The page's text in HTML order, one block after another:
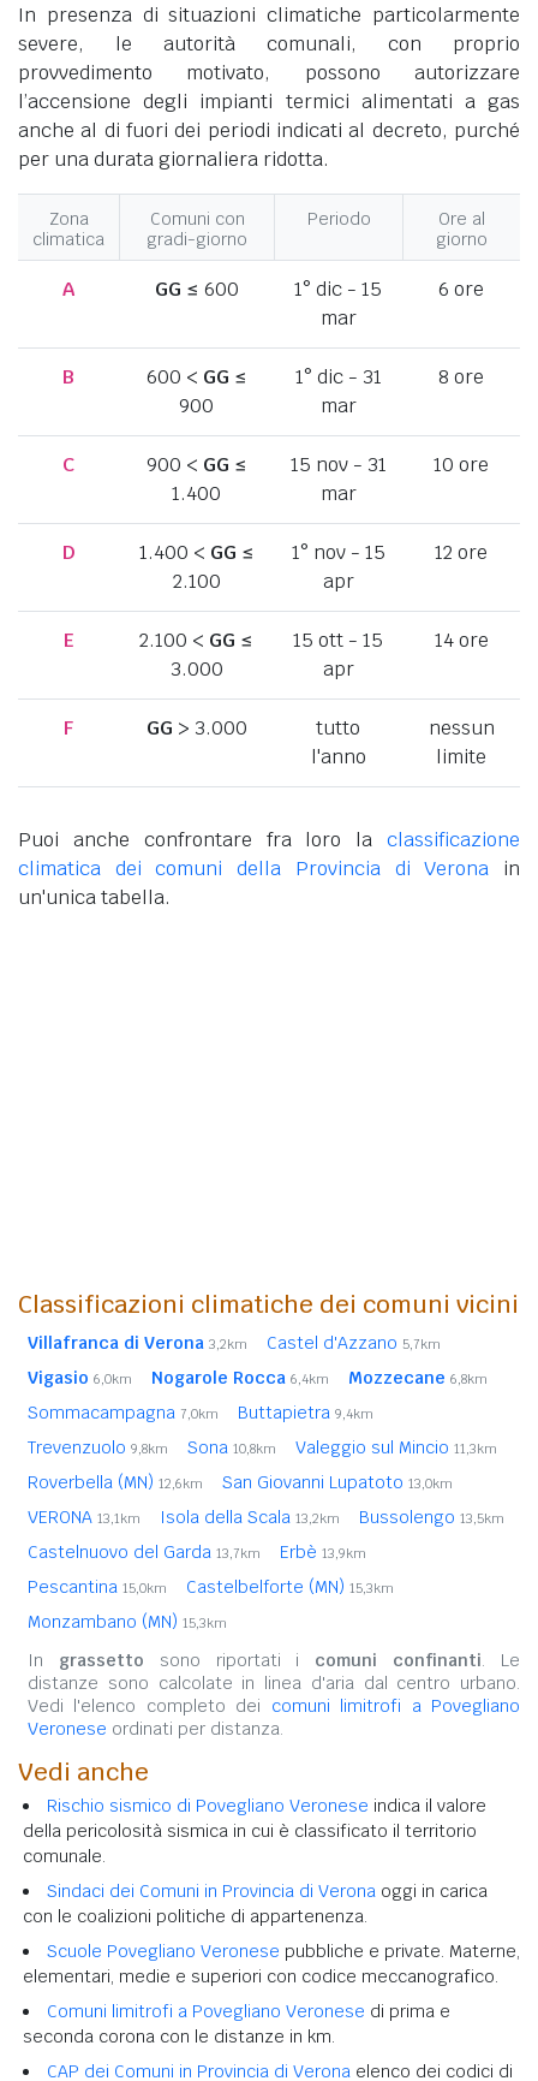
In presenza di situazioni climatiche particolarmente
severe, le autorità comunali, con proprio
provvedimento motivato, possono autorizzare
l’accensione degli impianti termici alimentati a gas
anche al di fuori dei periodi indicati al decreto, purché
per una durata giornaliera ridotta.
Zona
climatica
Comuni con
gradi-giorno
Periodo
Ore al
giorno
A GG ≤ 600
1° dic - 15
mar
6 ore
B 600 < GG ≤
900
1° dic - 31
mar
8 ore
C 900 < GG ≤
1.400
15 nov - 31
mar
10 ore
D 1.400 < GG ≤
2.100
1° nov - 15
apr
12 ore
E 2.100 < GG ≤
3.000
15 ott - 15
apr
14 ore
F GG > 3.000
tutto
l'anno
nessun
limite
Puoi anche confrontare fra loro la classificazione
climatica dei comuni della Provincia di Verona in
un'unica tabella.
Classificazioni climatiche dei comuni vicini
Villafranca di Verona 3,2km Castel d'Azzano 5,7km
Vigasio 6,0km Nogarole Rocca 6,4km Mozzecane 6,8km
Sommacampagna 7,0km Buttapietra 9,4km
Trevenzuolo 9,8km Sona 10,8km Valeggio sul Mincio 11,3km
Roverbella (MN) 12,6km San Giovanni Lupatoto 13,0km
VERONA 13,1km Isola della Scala 13,2km Bussolengo 13,5km
Castelnuovo del Garda 13,7km Erbè 13,9km
Pescantina 15,0km Castelbelforte (MN) 15,3km
Monzambano (MN) 15,3km
In grassetto sono riportati i comuni confinanti. Le
distanze sono calcolate in linea d'aria dal centro urbano.
Vedi l'elenco completo dei comuni limitrofi a Povegliano
Veronese ordinati per distanza.
Vedi anche
Rischio sismico di Povegliano Veronese indica il valore
della pericolosità sismica in cui è classificato il territorio
comunale.
Sindaci dei Comuni in Provincia di Verona oggi in carica
con le coalizioni politiche di appartenenza.
Scuole Povegliano Veronese pubbliche e private. Materne,
elementari, medie e superiori con codice meccanografico.
Comuni limitrofi a Povegliano Veronese di prima e
seconda corona con le distanze in km.
CAP dei Comuni in Provincia di Verona elenco dei codici di